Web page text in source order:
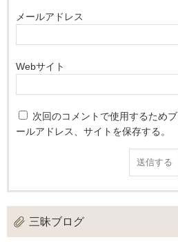
メールアドレス
Webサイト
次回のコメントで使用するため
ールアドレス、サイトを保存する。
三昧ブログ